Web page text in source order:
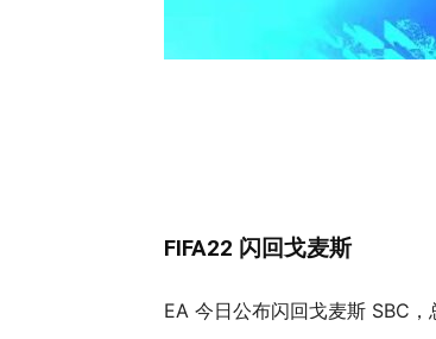
FIFA22 闪回戈麦斯
EA 今日公布闪回戈麦斯 SBC